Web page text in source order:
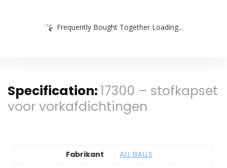
Frequently Bought Together Loading...
Specification:17300 – stofkapset
voor vorkafdichtingen
Fabrikant
ALL BALLS